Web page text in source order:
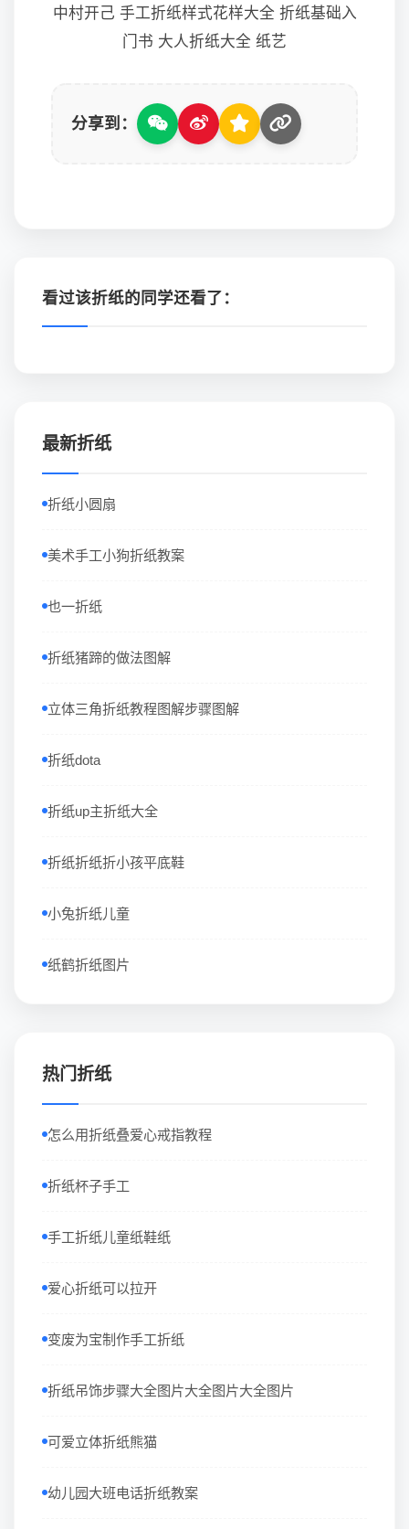
中村开己 手工折纸样式花样大全 折纸基础入
门书 大人折纸大全 纸艺
分享到：
看过该折纸的同学还看了：
最新折纸
折纸小圆扇
美术手工小狗折纸教案
也一折纸
折纸猪蹄的做法图解
立体三角折纸教程图解步骤图解
折纸dota
折纸up主折纸大全
折纸折纸折小孩平底鞋
小兔折纸儿童
纸鹤折纸图片
热门折纸
怎么用折纸叠爱心戒指教程
折纸杯子手工
手工折纸儿童纸鞋纸
爱心折纸可以拉开
变废为宝制作手工折纸
折纸吊饰步骤大全图片大全图片大全图片
可爱立体折纸熊猫
幼儿园大班电话折纸教案